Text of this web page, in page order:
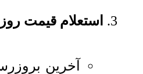
استعلام قیمت روز
آخرین